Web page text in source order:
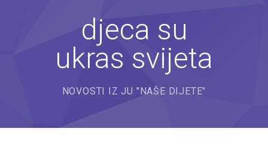
O nama
-- JU "Naše dijete"
-- Vrtići
djeca su
ukras svijeta
NOVOSTI IZ JU "NAŠE DIJETE"